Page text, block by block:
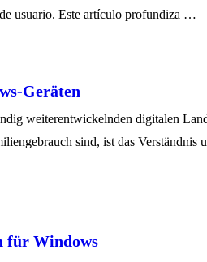
usuario. Este artículo profundiza …
Geräten
weiterentwickelnden digitalen
sind, ist das
für Windows